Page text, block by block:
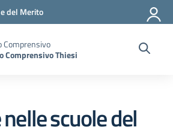
del Merito
Comprensivo
Comprensivo Thiesi
scuole del